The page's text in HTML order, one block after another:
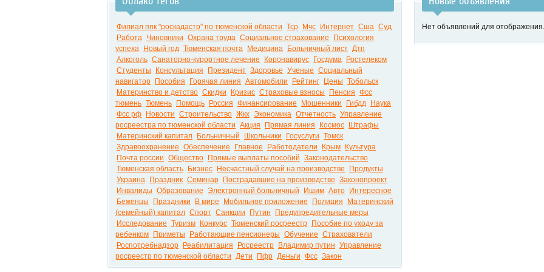
Филиал ппк "роскадастр" по тюменской области Тср Мчс Интернет Сша Суд
Работа Чиновники Охрана труда Социальное страхование
Психология
успеха
Новый год Тюменская почта Медицина Больничный лист Дтп
Алкоголь Санаторно-курортное лечение Коронавирус Госдума
Ростелеком
Студенты
Консультация Президент Здоровье Ученые Социальный
навигатор
Пособия Горячая линия Автомобили Рейтинг Цены Тобольск
Материнство и детство Скидки Кризис Страховые взносы Пенсия Фсс
тюмень Тюмень Помощь Россия Финансирование Мошенники Гибдд
Наука
Фсс рф
Новости Строительство Жкх Экономика Отчетность Управление
росреестра по тюменской области Акция Прямая линия Космос
Штрафы
Материнский капитал
Больничный Школьники Госуслуги Томск
Здравоохранение Обеспечение Главное Работодатели Крым
Культура
Почта россии Общество Прямые выплаты пособий Законодательство
Тюменская область
Бизнес Несчастный случай на производстве
Продукты
Украина
Праздник Семинар Пострадавшие на производстве Законопроект
Инвалиды Образование Электронный больничный Ишим Авто
Интересное
Беженцы
Праздники В мире Мобильное приложение Полиция
Материнский
(семейный) капитал Спорт Санкции Путин
Предупредительные меры
Исследование Туризм Конкурс Тюменский росреестр
Пособие по уходу за
ребенком
Приметы Работающие пенсионеры Обучение Страхователи
Роспотребнадзор
Реабилитация Росреестр Владимир путин Управление
росреестр по тюменской области Дети Пфр Деньги Фсс Закон
Нет объявлений для отображения.